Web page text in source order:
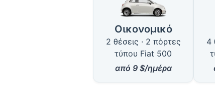
Οικονομικό
2 θέσεις · 2 πόρτες
τύπου Fiat 500
από 9$/ημέρα
4